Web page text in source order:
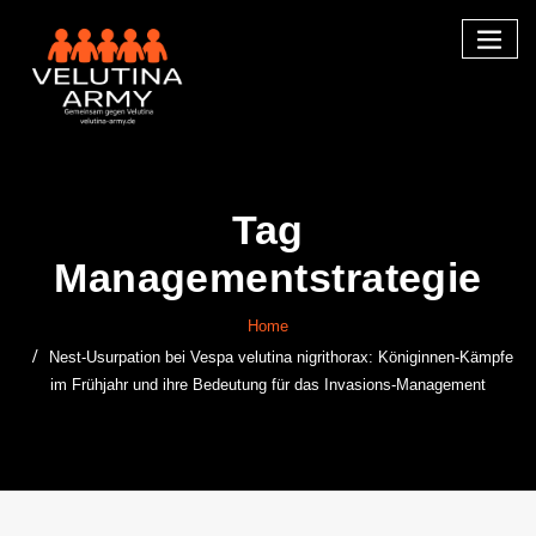
content
Tag
Managementstrategie
Home
Nest-Usurpation bei Vespa velutina nigrithorax: Königinnen-Kämpfe
im Frühjahr und ihre Bedeutung für das Invasions-Management